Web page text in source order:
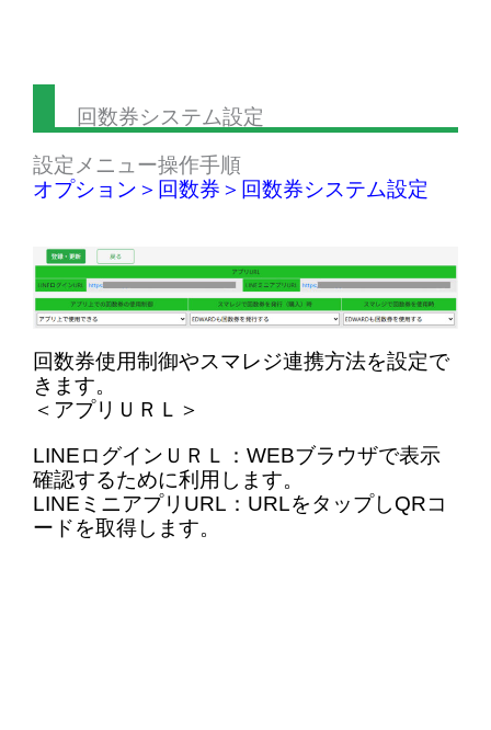
回数券システム設定
設定メニュー操作手順
オプション＞回数券＞回数券システム設定
回数券使用制御やスマレジ連携方法を設定で
きます。
＜アプリＵＲＬ＞
LINEログインＵＲＬ：WEBブラウザで表示
確認するために利用します。
LINEミニアプリURL：URLをタップしQRコ
ードを取得します。